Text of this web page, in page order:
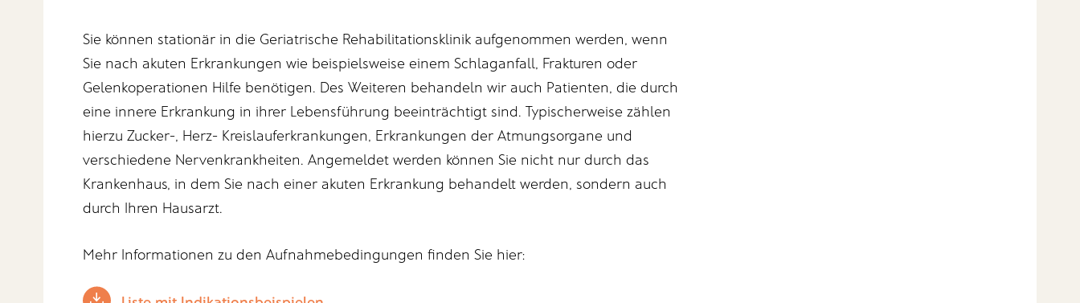
Sie können stationär in die Geriatrische Rehabilitationsklinik aufgenommen werden, wenn
Sie nach akuten Erkrankungen wie beispielsweise einem Schlaganfall, Frakturen oder
Gelenkoperationen Hilfe benötigen. Des Weiteren behandeln wir auch Patienten, die durch
eine innere Erkrankung in ihrer Lebensführung beeinträchtigt sind. Typischerweise zählen
hierzu Zucker-, Herz- Kreislauferkrankungen, Erkrankungen der Atmungsorgane und
verschiedene Nervenkrankheiten. Angemeldet werden können Sie nicht nur durch das
Krankenhaus, in dem Sie nach einer akuten Erkrankung behandelt werden, sondern auch
durch Ihren Hausarzt.
Mehr Informationen zu den Aufnahmebedingungen finden Sie hier: